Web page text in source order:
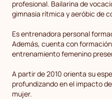
profesional. Bailarina de
gimnasia rítmica y aeróbic de
Es entrenadora personal
Además, cuenta con
entrenamiento femenino
A partir de 2010 orienta su
profundizando en el impacto
mujer.